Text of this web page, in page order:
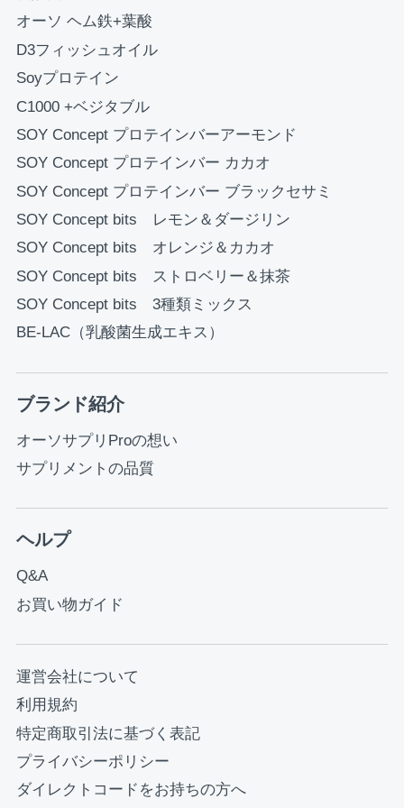
オーソ ヘム鉄+葉酸
D3フィッシュオイル
Soyプロテイン
C1000 +ベジタブル
SOY Concept プロテインバーアーモンド
SOY Concept プロテインバー カカオ
SOY Concept プロテインバー ブラックセサミ
SOY Concept bits レモン＆ダージリン
SOY Concept bits オレンジ＆カカオ
SOY Concept bits ストロベリー＆抹茶
SOY Concept bits 3種類ミックス
BE-LAC（乳酸菌生成エキス）
ブランド紹介
オーソサプリProの想い
サプリメントの品質
ヘルプ
Q&A
お買い物ガイド
運営会社について
利用規約
特定商取引法に基づく表記
プライバシーポリシー
ダイレクトコードをお持ちの方へ